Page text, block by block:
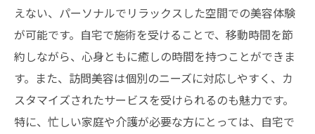
えない、パーソナルでリラックスした空間での美容体験
が可能です。自宅で施術を受けることで、移動時間を節
約しながら、心身ともに癒しの時間を持つことができま
す。また、訪問美容は個別のニーズに対応しやすく、カ
スタマイズされたサービスを受けられるのも魅力です。
特に、忙しい家庭や介護が必要な方にとっては、自宅で